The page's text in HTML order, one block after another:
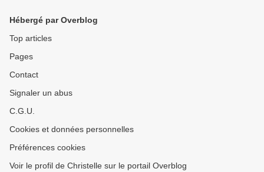
Hébergé par Overblog
Top articles
Pages
Contact
Signaler un abus
C.G.U.
Cookies et données personnelles
Préférences cookies
Voir le profil de Christelle sur le portail Overblog